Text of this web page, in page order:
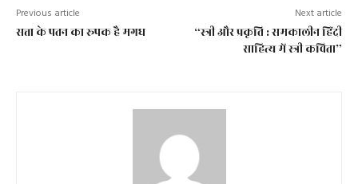
Previous article
सत्ता के पतन का रूपक है मगध
Next article
“स्त्री और प्रकृति : समकालीन हिंदी
साहित्य में स्त्री कविता”